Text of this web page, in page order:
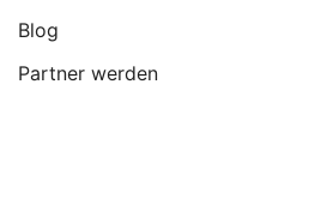
Blog
Partner werden